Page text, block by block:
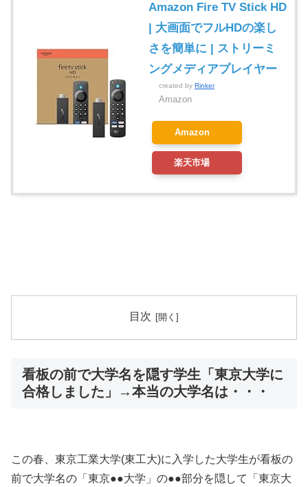
Amazon Fire TV Stick HD
| 大画面でフルHDの楽し
さを簡単に | ストリーミ
ングメディアプレイヤー
created by Rinker
Amazon
Amazon
楽天市場
目次
看板の前で大学名を隠す学生「東京大学に
合格しました」→本当の大学名は・・・
この春、東京工業大学(東工大)に入学した大学生が看板の
前で大学名の「東京●●大学」の●●部分を隠して「東京大